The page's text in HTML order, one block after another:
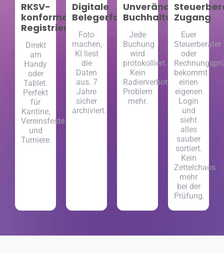
RKSV-
konforme
Registrierkasse
Direkt
am
Handy
oder
Tablet.
Perfekt
für
Kantine,
Vereinsfeste
und
Turniere.
Digitale
Belegerfassung
Foto
machen,
KI liest
die
Daten
aus. 7
Jahre
sicher
archiviert.
Unveränderbare
Buchhaltung
Jede
Buchung
wird
protokolliert.
Kein
Radierverbot-
Problem
mehr.
Zugang
Euer
Steuerberater
oder
bekommt
einen
eigenen
Login
und
sieht
alles
sauber
sortiert.
Kein
Zettelchaos
mehr
bei der
Prüfung.